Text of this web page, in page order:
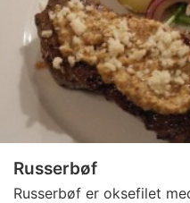
Russerbøf
Russerbøf er oksefilet